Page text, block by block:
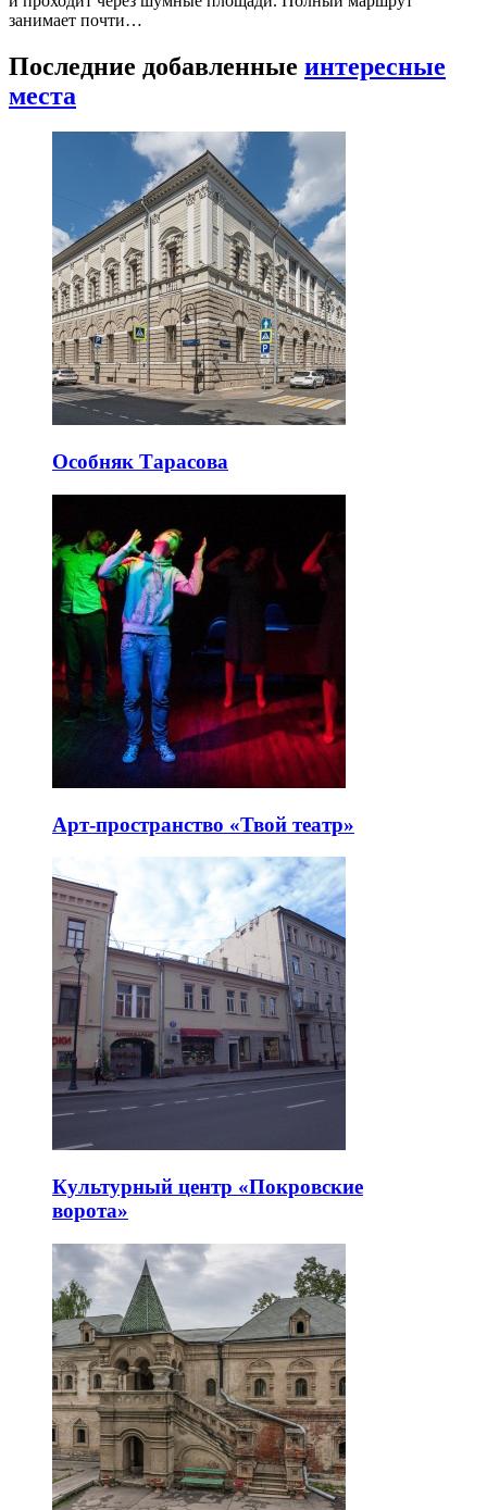
занимает почти…
Последние добавленные интересные
места
Особняк Тарасова
Арт-пространство «Твой театр»
Культурный центр «Покровские
ворота»